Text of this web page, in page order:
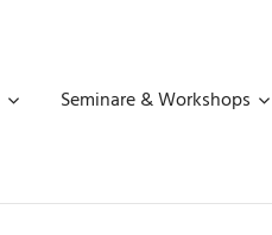
Seminare & Workshops